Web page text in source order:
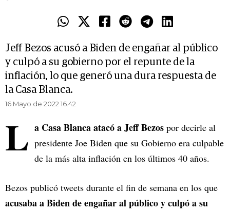
Jeff Bezos acusó a Biden de engañar al público
y culpó a su gobierno por el repunte de la
inflación, lo que generó una dura respuesta de
la Casa Blanca.
16 Mayo de 2022 16.42
L a Casa Blanca atacó a Jeff Bezos por decirle al
presidente Joe Biden que su Gobierno era culpable
de la más alta inflación en los últimos 40 años.
Bezos publicó tweets durante el fin de semana en los que
acusaba a Biden de engañar al público y culpó a su